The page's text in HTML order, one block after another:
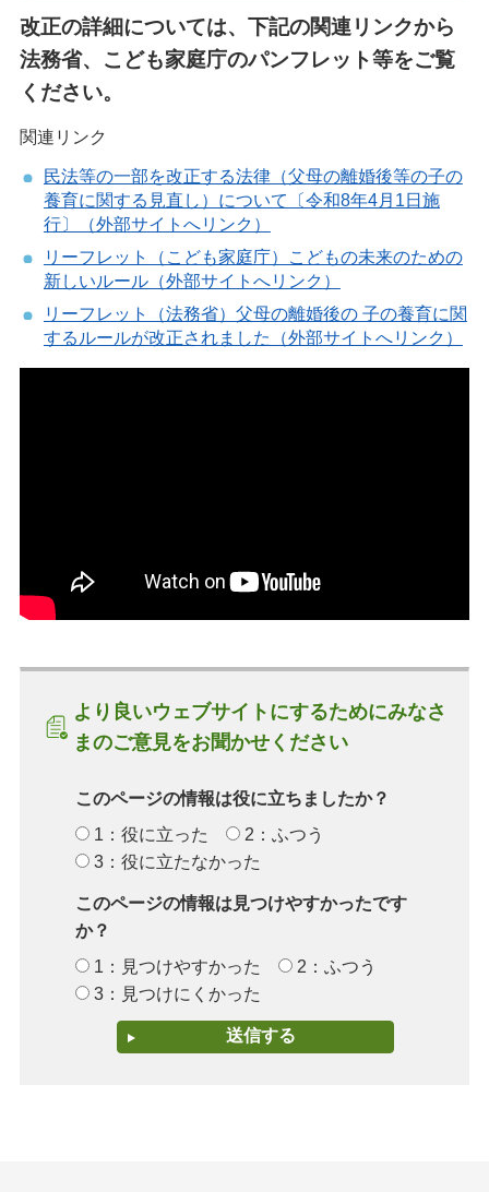
改正の詳細については、下記の関連リンクから
法務省、こども家庭庁のパンフレット等をご覧
ください。
関連リンク
民法等の一部を改正する法律（父母の離婚後等の子の
養育に関する見直し）について〔令和8年4月1日施
行〕（外部サイトへリンク）
リーフレット（こども家庭庁）こどもの未来のための
新しいルール（外部サイトへリンク）
リーフレット（法務省）父母の離婚後の 子の養育に関
するルールが改正されました（外部サイトへリンク）
より良いウェブサイトにするためにみなさ
まのご意見をお聞かせください
このページの情報は役に立ちましたか？
1：役に立った
2：ふつう
3：役に立たなかった
このページの情報は見つけやすかったです
か？
1：見つけやすかった
2：ふつう
3：見つけにくかった